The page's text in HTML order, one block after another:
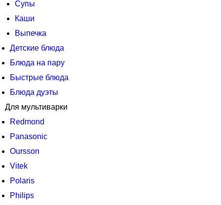
Супы
Каши
Выпечка
Детские блюда
Блюда на пару
Быстрые блюда
Блюда дуэты
Для мультиварки
Redmond
Panasonic
Oursson
Vitek
Polaris
Philips